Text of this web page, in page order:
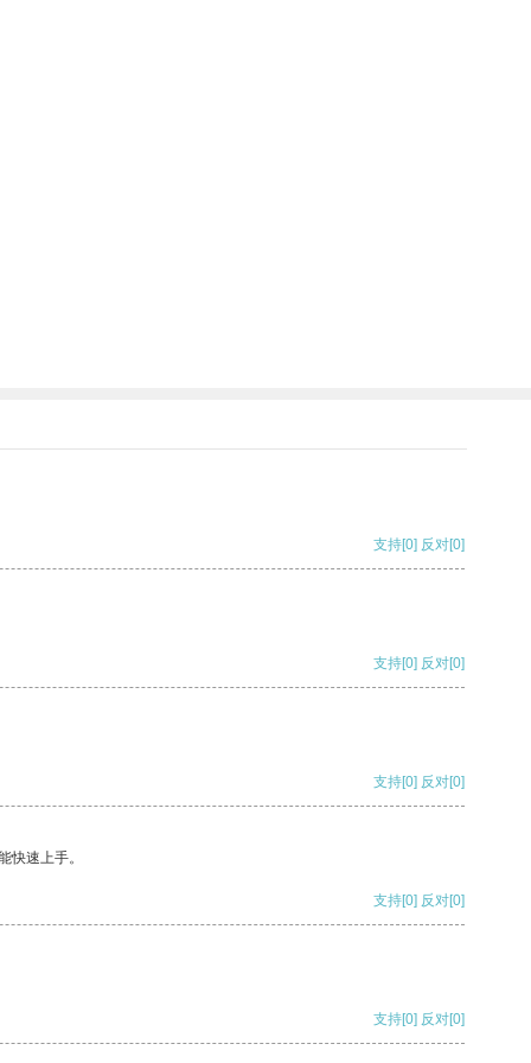
支持[0] 反对[0]
支持[0] 反对[0]
支持[0] 反对[0]
快速上手。
支持[0] 反对[0]
支持[0] 反对[0]